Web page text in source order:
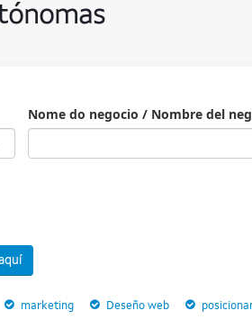
Nome do negocio / Nombre del
marketing Deseño web